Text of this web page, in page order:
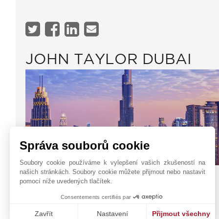
JOHN TAYLOR DUBAI
Kontaktní formulář
+971 56 188 8367
WhatsApp
Office 1607,
Zayed Road
DUBAI
Správa souborů cookie
Soubory cookie používáme k vylepšení vašich zkušeností na
našich stránkách. Soubory cookie můžete přijmout nebo nastavit
pomocí níže uvedených tlačítek.
Consentements certifiés par
Zavřít Nastavení Přijmout všechny